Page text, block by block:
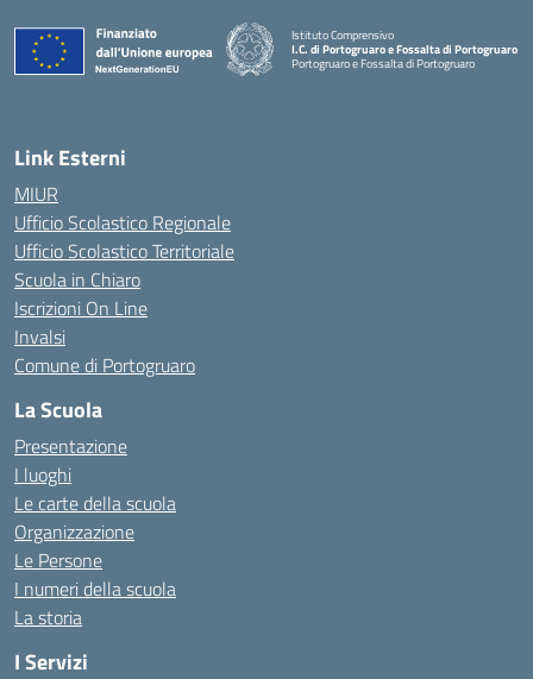
Istituto Comprensivo
I.C. di Portogruaro e Fossalta di Portogruaro
Portogruaro e Fossalta di Portogruaro
— Visita la pagina iniziale della scuola
Link Esterni
MIUR
Ufficio Scolastico Regionale
Ufficio Scolastico Territoriale
Scuola in Chiaro
Iscrizioni On Line
Invalsi
Comune di Portogruaro
La Scuola
Presentazione
I luoghi
Le carte della scuola
Organizzazione
Le Persone
I numeri della scuola
La storia
I Servizi